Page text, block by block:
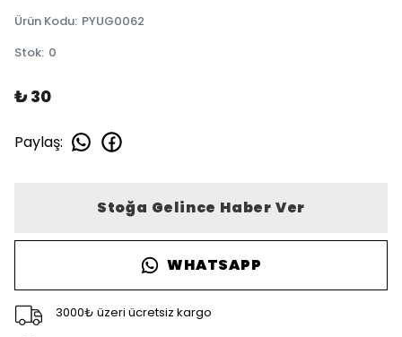
Ürün Kodu: PYUG0062
Stok: 0
₺ 30
Paylaş:
Stoğa Gelince Haber Ver
WHATSAPP
3000₺ üzeri ücretsiz kargo